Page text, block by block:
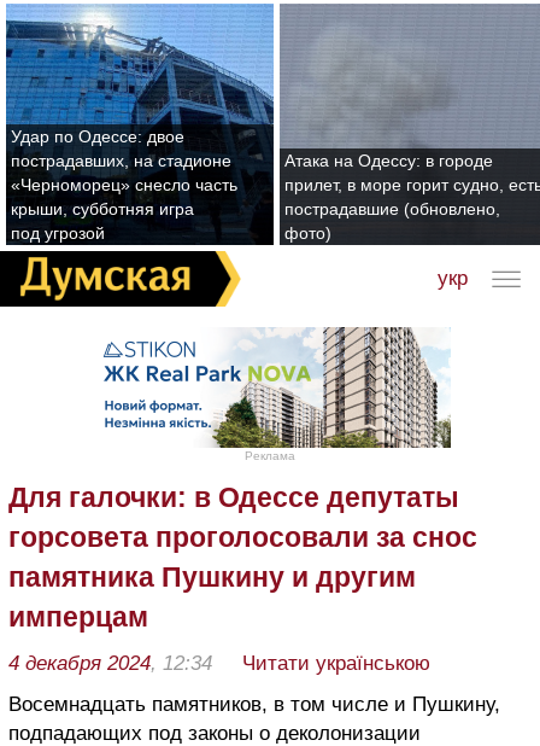
Удар по Одессе: двое
пострадавших, на стадионе
«Черноморец» снесло часть
крыши, субботняя игра
под угрозой
Атака на Одессу: в городе
прилет, в море горит судно,
пострадавшие (обновлено,
фото)
укр
Реклама
Для галочки: в Одессе депутаты
горсовета проголосовали за снос
памятника Пушкину и другим
имперцам
4 декабря 2024, 12:34
Читати українською
Восемнадцать памятников, в том числе и Пушкину,
подпадающих под законы о деколонизации